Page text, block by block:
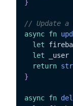
}
// Update a
async fn
let
let _user
return
}
async fn